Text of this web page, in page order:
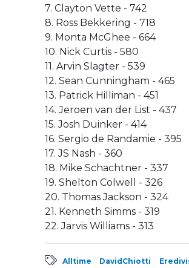
7. Clayton Vette - 742
8. Ross Bekkering - 718
9. Monta McGhee - 664
10. Nick Curtis - 580
11. Arvin Slagter - 539
12. Sean Cunningham - 465
13. Patrick Hilliman - 451
14. Jeroen van der List - 437
15. Josh Duinker - 414
16. Sergio de Randamie - 395
17. JS Nash - 360
18. Mike Schachtner - 337
19. Shelton Colwell - 326
20. Thomas Jackson - 324
21. Kenneth Simms - 319
22. Jarvis Williams - 313
Alltime DavidChiotti